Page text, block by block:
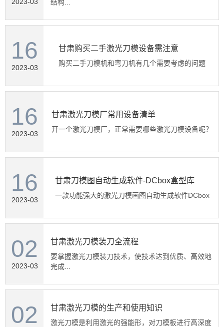
结构...
16
2023-03
甘肃购买二手激光刀模设备需注意
购买二手刀模机和弯刀机有几个需要考虑的问题
16
2023-03
甘肃激光刀模厂常用设备清单
开一个激光刀模厂，正常需要哪些激光刀模设备呢？
16
2023-03
甘肃刀模图自动生成软件-DCbox盒型库
一款功能强大的激光刀模画图自动生成软件DCbox
02
2023-03
甘肃激光刀模装刀全流程
要掌握激光刀模装刀技术，使技术达到优质、高效地
完成...
02 甘肃激光刀模的生产和使用知识
激光刀模是利用激光的强能形，对刀模板进行高深度